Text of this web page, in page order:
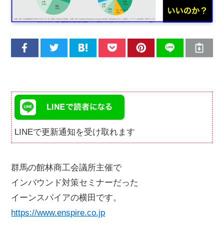
LINEで更新通知を受け取れます
群馬の館林商工会議所主催で
インバウンド対策セミナーだった
イーンスパイアの横田です。
https://www.enspire.co.jp